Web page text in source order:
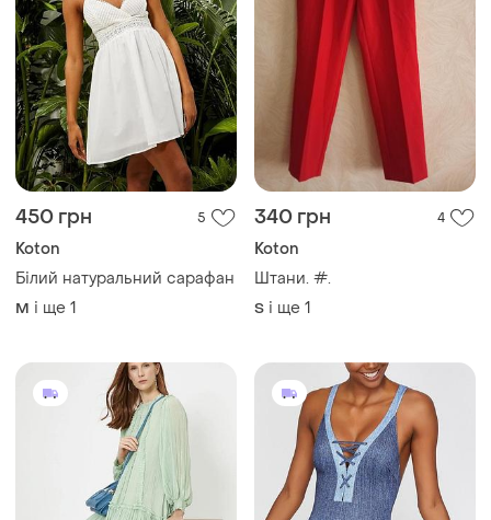
450 грн 5
Koton
Білий натуральний сарафан
M і ще 1
340 грн 4
Koton
Штани. #.
S і ще 1